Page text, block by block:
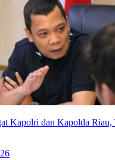
Kapolri dan Kapolda Riau,